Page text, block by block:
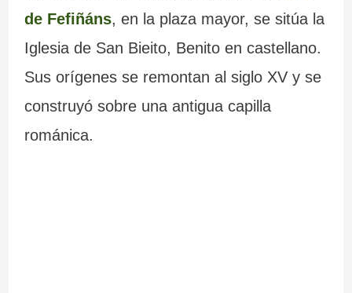
de Fefiñáns, en la plaza mayor, se sitúa la
Iglesia de San Bieito, Benito en castellano.
Sus orígenes se remontan al siglo XV y se
construyó sobre una antigua capilla
románica.